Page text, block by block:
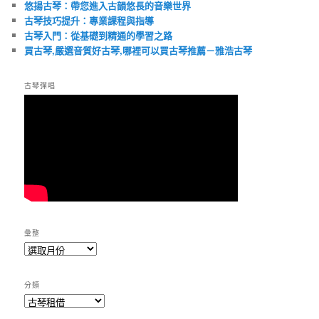
悠揚古琴：帶您進入古韻悠長的音樂世界
古琴技巧提升：專業課程與指導
古琴入門：從基礎到精通的學習之路
買古琴,嚴選音質好古琴,哪裡可以買古琴推薦－雅浩古琴
古琴彈唱
彙整
彙
分類
分